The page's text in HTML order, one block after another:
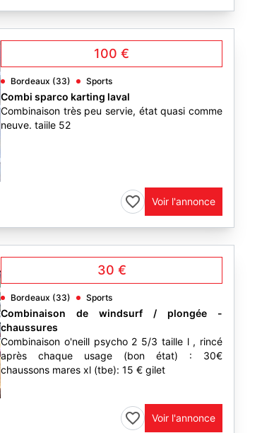
100 €
Bordeaux (33) Sports
Combi sparco karting laval
Combinaison très peu servie, état quasi comme
neuve. taiile 52
Voir l'annonce
30 €
Bordeaux (33) Sports
Combinaison de windsurf / plongée -
chaussures
Combinaison o'neill psycho 2 5/3 taille l , rincé
après chaque usage (bon état) : 30€
chaussons mares xl (tbe): 15 € gilet
Voir l'annonce